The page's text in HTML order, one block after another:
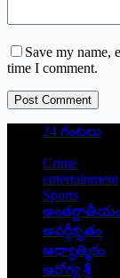
Save my name,
time I comment.
Post Comment
24 గంటలు
Crime
entertainment
Sports
అవర్గీకృతం
ఆధ్యాత్మికం
ఆరోగ్య శ్రీ